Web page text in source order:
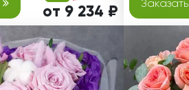
от 9 234 ₽
Заказать